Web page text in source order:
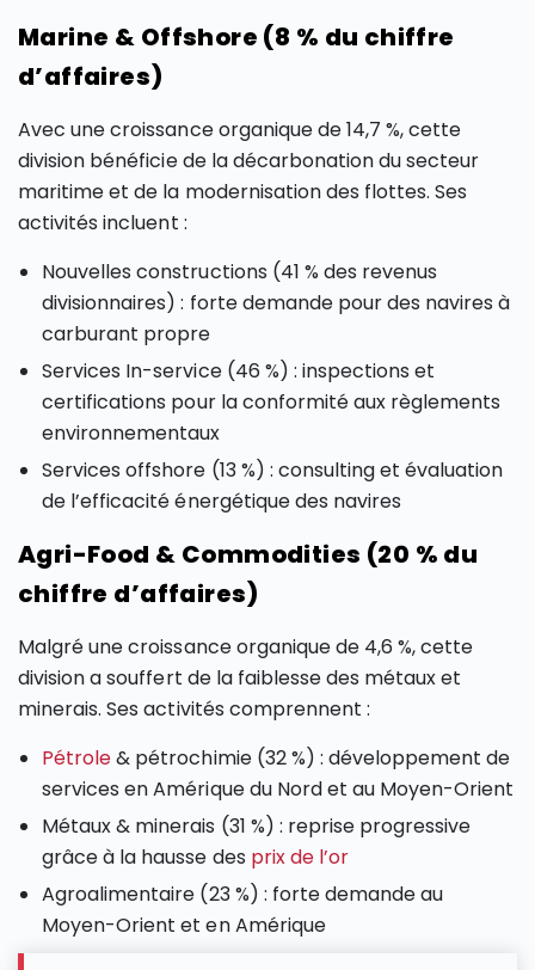
Marine & Offshore (8 % du chiffre
d’affaires)
Avec une croissance organique de 14,7 %, cette
division bénéficie de la décarbonation du secteur
maritime et de la modernisation des flottes. Ses
activités incluent :
Nouvelles constructions (41 % des revenus
divisionnaires) : forte demande pour des navires à
carburant propre
Services In-service (46 %) : inspections et
certifications pour la conformité aux règlements
environnementaux
Services offshore (13 %) : consulting et évaluation
de l’efficacité énergétique des navires
Agri-Food & Commodities (20 % du
chiffre d’affaires)
Malgré une croissance organique de 4,6 %, cette
division a souffert de la faiblesse des métaux et
minerais. Ses activités comprennent :
Pétrole& pétrochimie (32 %) : développement de
services en Amérique du Nord et au Moyen-Orient
Métaux & minerais (31 %) : reprise progressive
grâce à la hausse des prix de l’or
Agroalimentaire (23 %) : forte demande au
Moyen-Orient et en Amérique